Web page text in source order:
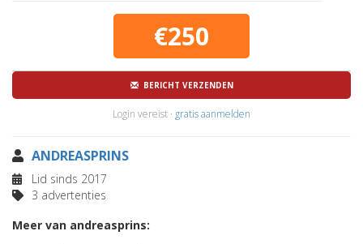
€250
BERICHT VERZENDEN
Login vereist · gratis aanmelden
ANDREASPRINS
Lid sinds 2017
3 advertenties
Meer van andreasprins: